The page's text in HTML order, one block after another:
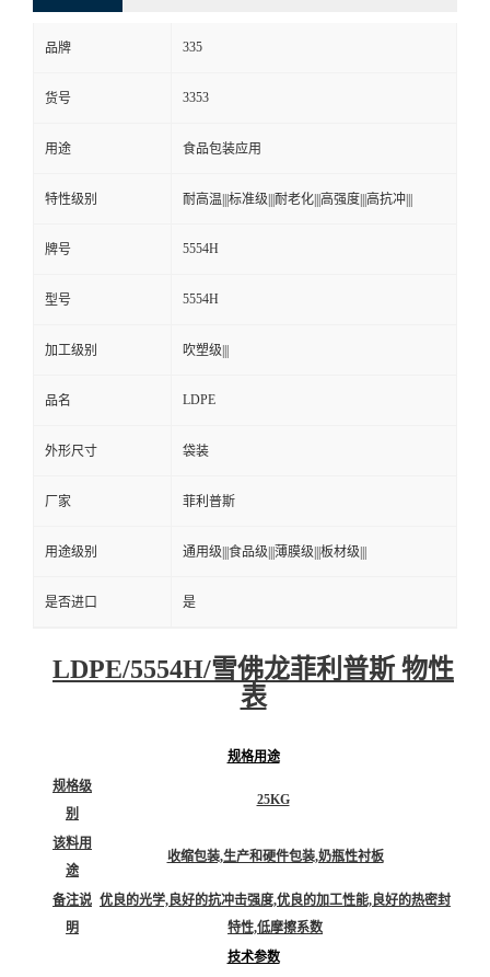
品牌 335
货号 3353
用途 食品包装应用
特性级别 耐高温|||标准级|||耐老化|||高强度|||高抗冲|||
牌号 5554H
型号 5554H
加工级别 吹塑级|||
品名 LDPE
外形尺寸 袋装
厂家 菲利普斯
用途级别 通用级|||食品级|||薄膜级|||板材级|||
是否进口 是
LDPE/5554H/雪佛龙菲利普斯 物性
表
规格用途
规格级
别
25KG
该料用
途
收缩包装,生产和硬件包装,奶瓶性衬板
备注说
明
优良的光学,良好的抗冲击强度,优良的加工性能,良好的热密封
特性,低摩擦系数
技术参数